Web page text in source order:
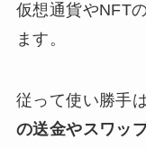
仮想通貨やNFT
ます。
従って使い勝手
の送金やスワッ